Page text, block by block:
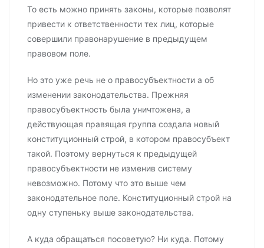
То есть можно принять законы, которые позволят
привести к ответственности тех лиц, которые
совершили правонарушение в предыдущем
правовом поле.
Но это уже речь не о правосубъектности а об
изменении законодательства. Прежняя
правосубъектность была уничтожена, а
действующая правящая группа создала новый
конституционный строй, в котором правосубъект
такой. Поэтому вернуться к предыдущей
правосубъектности не изменив систему
невозможно. Потому что это выше чем
законодательное поле. Конституционный строй на
одну ступеньку выше законодательства.
А куда обращаться посоветую? Ни куда. Потому